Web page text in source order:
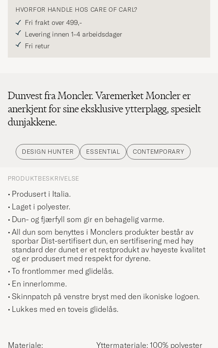
HVORFOR HANDLE HOS CARE OF CARL?
Fri frakt over 499,-
Levering innen 1-4 arbeidsdager
Fri retur
Dunvest fra Moncler. Varemerket Moncler er
anerkjent for sine eksklusive ytterplagg, spesielt
dunjakkene.
DESIGN HUNTER ESSENTIAL CONTEMPORARY
PRODUKTBESKRIVELSE
Produsert i Italia.
Laget i polyester.
Dun- og fjærfyll som gir en behagelig varme.
All dun som benyttes i Monclers produkter består av
sporbar Dist-sertifisert dun, en sertifisering med høy
standard der dunet er et restprodukt av høyeste kvalitet
og er produsert med respekt for dyrene.
To frontlommer med glidelås.
En innerlomme.
Skinnpatch på venstre bryst med den ikoniske logoen.
Lukkes med en toveis glidelås.
Materiale:
Yttermateriale: 100% polyester